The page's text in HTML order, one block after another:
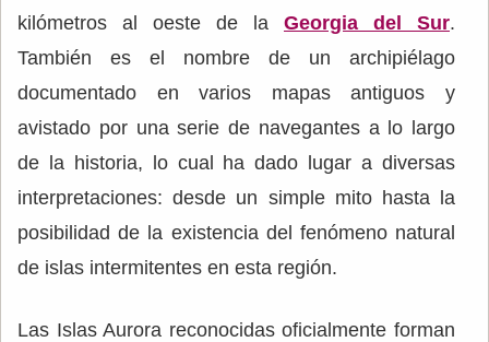
kilómetros al oeste de la Georgia del Sur.
También es el nombre de un archipiélago
documentado en varios mapas antiguos y
avistado por una serie de navegantes a lo largo
de la historia, lo cual ha dado lugar a diversas
interpretaciones: desde un simple mito hasta la
posibilidad de la existencia del fenómeno natural
de islas intermitentes en esta región.
Las Islas Aurora reconocidas oficialmente forman